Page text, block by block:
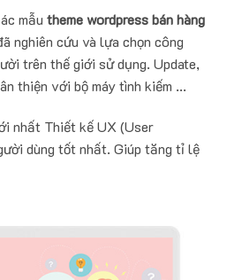
mẫu theme wordpress bán hàng
nghiên cứu và lựa chọn công
trên thế giới sử dụng. Update,
thiện với bộ máy tình kiếm ...
nhất Thiết kế UX (User
dùng tốt nhất. Giúp tăng tỉ lệ